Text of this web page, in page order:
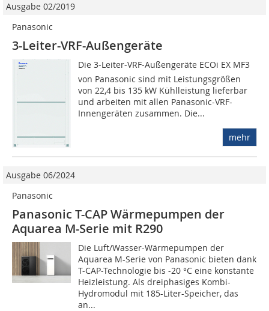
Ausgabe 02/2019
Panasonic
3-Leiter-VRF-Außengeräte
Die 3-Leiter-VRF-Außengeräte ECOi EX MF3
von Panasonic sind mit Leistungsgrößen
von 22,4 bis 135 kW Kühlleistung lieferbar
und arbeiten mit allen Panasonic-VRF-
Innengeräten zusammen. Die...
mehr
Ausgabe 06/2024
Panasonic
Panasonic T-CAP Wärme­pumpen der
Aquarea M-Serie mit R290
Die Luft/Wasser-Wärmepumpen der
Aquarea M-Serie von Panasonic bieten dank
T-CAP-Technologie bis -20 °C eine konstante
Heizleistung. Als dreiphasiges Kombi-
Hydromodul mit 185-Liter-Speicher, das
an...